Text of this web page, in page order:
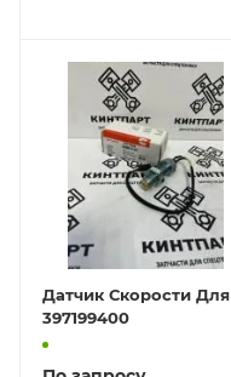
Датчик Скорости Для
397199400